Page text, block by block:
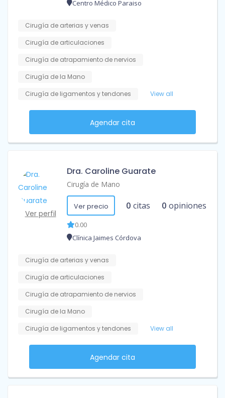
Centro Médico Paraiso
Cirugía de arterias y venas
Cirugía de articulaciones
Cirugía de atrapamiento de nervios
Cirugía de la Mano
Cirugía de ligamentos y tendones
View all
Agendar cita
Ver perfil
Dra. Caroline Guarate
Cirugía de Mano
Ver precio 0 citas 0 opiniones
0.00
Clínica Jaimes Córdova
Cirugía de arterias y venas
Cirugía de articulaciones
Cirugía de atrapamiento de nervios
Cirugía de la Mano
Cirugía de ligamentos y tendones
View all
Agendar cita